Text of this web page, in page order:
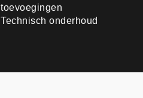
toevoegingen
Technisch onderhoud